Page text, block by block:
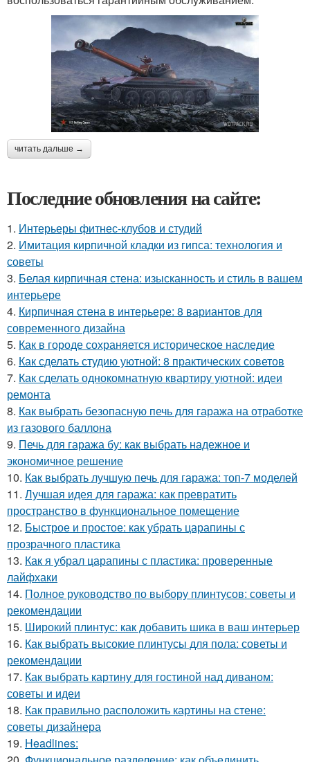
читать дальше →
Последние обновления на сайте:
1. Интерьеры фитнес-клубов и студий
2. Имитация кирпичной кладки из гипса: технология и
советы
3. Белая кирпичная стена: изысканность и стиль в вашем
интерьере
4. Кирпичная стена в интерьере: 8 вариантов для
современного дизайна
5. Как в городе сохраняется историческое наследие
6. Как сделать студию уютной: 8 практических советов
7. Как сделать однокомнатную квартиру уютной: идеи
ремонта
8. Как выбрать безопасную печь для гаража на отработке
из газового баллона
9. Печь для гаража бу: как выбрать надежное и
экономичное решение
10. Как выбрать лучшую печь для гаража: топ-7 моделей
11. Лучшая идея для гаража: как превратить
пространство в функциональное помещение
12. Быстрое и простое: как убрать царапины с
прозрачного пластика
13. Как я убрал царапины с пластика: проверенные
лайфхаки
14. Полное руководство по выбору плинтусов: советы и
рекомендации
15. Широкий плинтус: как добавить шика в ваш интерьер
16. Как выбрать высокие плинтусы для пола: советы и
рекомендации
17. Как выбрать картину для гостиной над диваном:
советы и идеи
18. Как правильно расположить картины на стене:
советы дизайнера
19. Headlines: